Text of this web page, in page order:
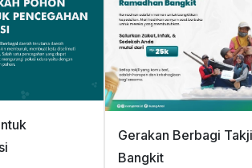
Gerakan Berbagi
Bangkit